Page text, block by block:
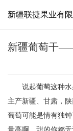
新疆联捷果业有
新疆葡萄干
说起葡萄这种
主产新疆、甘肃，
葡萄可能是情有独